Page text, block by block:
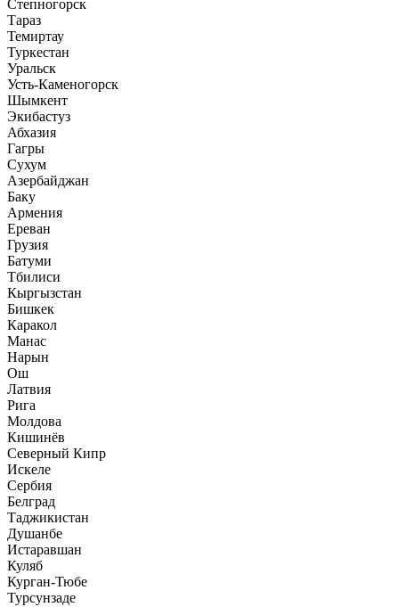
Степногорск
Тараз
Темиртау
Туркестан
Уральск
Усть-Каменогорск
Шымкент
Экибастуз
Абхазия
Гагры
Сухум
Азербайджан
Баку
Армения
Ереван
Грузия
Батуми
Тбилиси
Кыргызстан
Бишкек
Каракол
Манас
Нарын
Ош
Латвия
Рига
Молдова
Кишинёв
Северный Кипр
Искеле
Сербия
Белград
Таджикистан
Душанбе
Истаравшан
Куляб
Курган-Тюбе
Турсунзаде